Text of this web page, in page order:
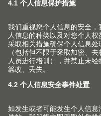
投标资料
我们为您的投标提供支持